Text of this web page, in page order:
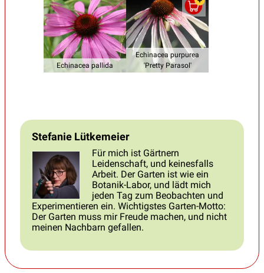
Echinacea pallida
Echinacea purpurea
'Pretty Parasol'
Stefanie Lütkemeier
Für mich ist Gärtnern
Leidenschaft, und keinesfalls
Arbeit. Der Garten ist wie ein
Botanik-Labor, und lädt mich
jeden Tag zum Beobachten und
Experimentieren ein. Wichtigstes Garten-Motto:
Der Garten muss mir Freude machen, und nicht
meinen Nachbarn gefallen.